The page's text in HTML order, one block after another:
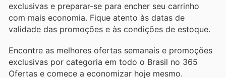
exclusivas e preparar-se para encher seu carrinho
com mais economia. Fique atento às datas de
validade das promoções e às condições de estoque.
Encontre as melhores ofertas semanais e promoções
exclusivas por categoria em todo o Brasil no 365
Ofertas e comece a economizar hoje mesmo.